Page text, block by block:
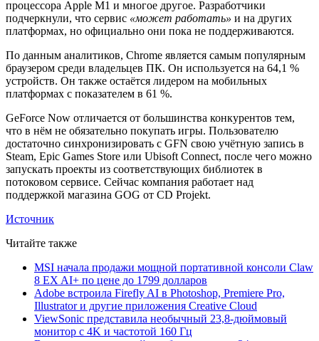
процессора Apple M1 и многое другое. Разработчики
подчеркнули, что сервис «может работать» и на других
платформах, но официально они пока не поддерживаются.
По данным аналитиков, Chrome является самым популярным
браузером среди владельцев ПК. Он используется на 64,1 %
устройств. Он также остаётся лидером на мобильных
платформах с показателем в 61 %.
GeForce Now отличается от большинства конкурентов тем,
что в нём не обязательно покупать игры. Пользователю
достаточно синхронизировать с GFN свою учётную запись в
Steam, Epic Games Store или Ubisoft Connect, после чего можно
запускать проекты из соответствующих библиотек в
потоковом сервисе. Сейчас компания работает над
поддержкой магазина GOG от CD Projekt.
Источник
Читайте также
MSI начала продажи мощной портативной консоли Claw
8 EX AI+ по цене до 1799 долларов
Adobe встроила Firefly AI в Photoshop, Premiere Pro,
Illustrator и другие приложения Creative Cloud
ViewSonic представила необычный 23,8-дюймовый
монитор с 4K и частотой 160 Гц